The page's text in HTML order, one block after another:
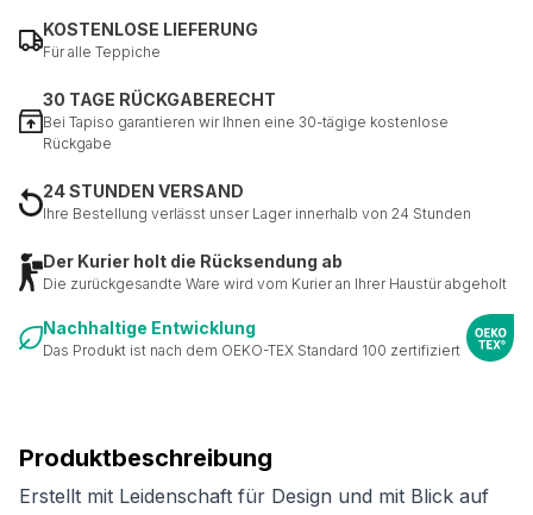
Produktbeschreibung
Erstellt mit Leidenschaft für Design und mit Blick auf
KOSTENLOSE LIEFERUNG
Für alle Teppiche
30 TAGE RÜCKGABERECHT
Bei Tapiso garantieren wir Ihnen eine 30-tägige kostenlose
Rückgabe
24 STUNDEN VERSAND
Ihre Bestellung verlässt unser Lager innerhalb von 24 Stunden
Der Kurier holt die Rücksendung ab
Die zurückgesandte Ware wird vom Kurier an Ihrer Haustür abgeholt
Nachhaltige Entwicklung
Das Produkt ist nach dem OEKO-TEX Standard 100 zertifiziert